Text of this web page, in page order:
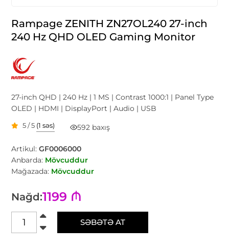
Rampage ZENITH ZN27OL240 27-inch
240 Hz QHD OLED Gaming Monitor
27-inch QHD | 240 Hz | 1 MS | Contrast 1000:1 | Panel Type
OLED | HDMI | DisplayPort | Audio | USB
5 / 5 (1 səs) 592 baxış
Artikul:GF0006000
Anbarda: Mövcuddur
Mağazada: Mövcuddur
Nağd:1199 ₼
SƏBƏTƏ AT